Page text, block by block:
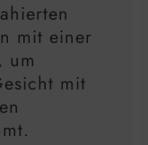
mit einer
um
mit